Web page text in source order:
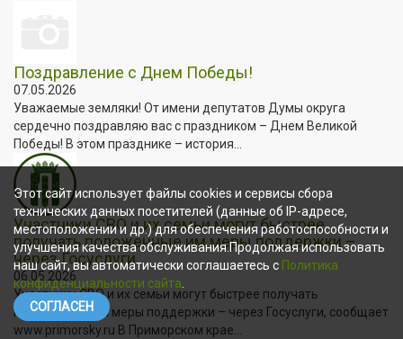
Поздравление с Днем Победы!
07.05.2026
Уважаемые земляки! От имени депутатов Думы округа
сердечно поздравляю вас с праздником – Днем Великой
Победы! В этом празднике – история...
Участники СВО и их семьи могут быстрее
получать положенные им меры поддержки –
через Госуслуги
06.05.2026
Участники СВО и их семьи могут быстрее получать
положенные им меры поддержки – через Госуслуги, сообщает
www.primorsky.ru В Приморском крае...
Этот сайт использует файлы cookies и сервисы сбора
технических данных посетителей (данные об IP-адресе,
местоположении и др.) для обеспечения работоспособности и
улучшения качества обслуживания.Продолжая использовать
наш сайт, вы автоматически соглашаетесь с Политика
конфиденциальности сайта
СОГЛАСЕН